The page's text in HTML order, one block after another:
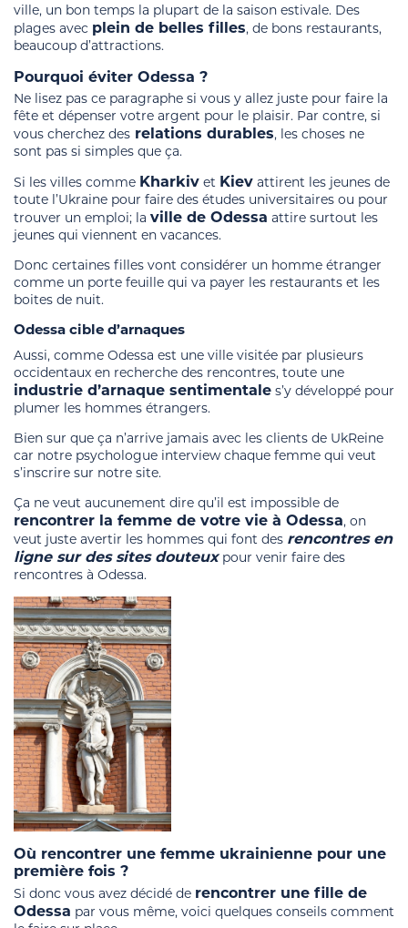
ville, un bon temps la plupart de la saison estivale. Des
plages avec plein de belles filles, de bons restaurants,
beaucoup d’attractions.
Pourquoi éviter Odessa ?
Ne lisez pas ce paragraphe si vous y allez juste pour faire la
fête et dépenser votre argent pour le plaisir. Par contre, si
vous cherchez des relations durables, les choses ne
sont pas si simples que ça.
Si les villes comme Kharkiv et Kiev attirent les jeunes de
toute l’Ukraine pour faire des études universitaires ou pour
trouver un emploi; la ville de Odessa attire surtout les
jeunes qui viennent en vacances.
Donc certaines filles vont considérer un homme étranger
comme un porte feuille qui va payer les restaurants et les
boites de nuit.
Odessa cible d’arnaques
Aussi, comme Odessa est une ville visitée par plusieurs
occidentaux en recherche des rencontres, toute une
industrie d’arnaque sentimentale s’y développé pour
plumer les hommes étrangers.
Bien sur que ça n’arrive jamais avec les clients de UkReine
car notre psychologue interview chaque femme qui veut
s’inscrire sur notre site.
Ça ne veut aucunement dire qu’il est impossible de
rencontrer la femme de votre vie à Odessa, on
veut juste avertir les hommes qui font des rencontres en
ligne sur des sites douteuxpour venir faire des
rencontres à Odessa.
Où rencontrer une femme ukrainienne pour une
première fois ?
Si donc vous avez décidé de rencontrer une fille de
Odessa par vous même, voici quelques conseils comment